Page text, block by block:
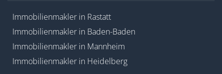
Immobilienmakler in Rastatt
Immobilienmakler in Baden-Baden
Immobilienmakler in Mannheim
Immobilienmakler in Heidelberg